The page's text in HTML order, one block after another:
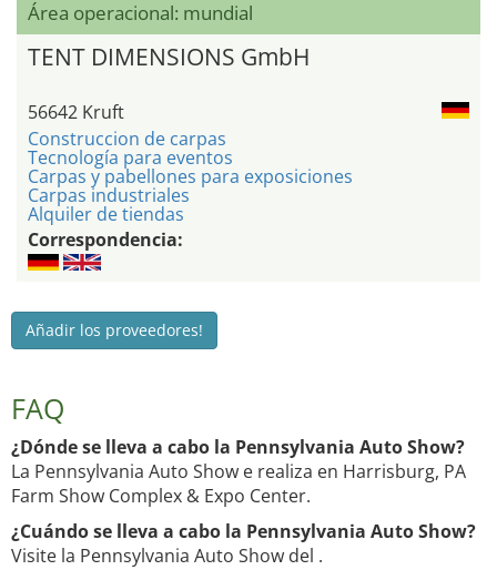
Área operacional: mundial
TENT DIMENSIONS GmbH
56642 Kruft
Construccion de carpas
Tecnología para eventos
Carpas y pabellones para exposiciones
Carpas industriales
Alquiler de tiendas
Correspondencia:
Añadir los proveedores!
FAQ
¿Dónde se lleva a cabo la Pennsylvania Auto Show?
La Pennsylvania Auto Show e realiza en Harrisburg, PA
Farm Show Complex & Expo Center.
¿Cuándo se lleva a cabo la Pennsylvania Auto Show?
Visite la Pennsylvania Auto Show del .